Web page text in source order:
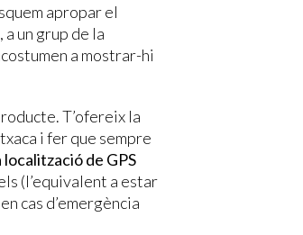
apropar el
un grup de la
a mostrar-hi
T’ofereix la
i fer que sempre
localització de GPS
(l’equivalent a estar
cas d’emergència